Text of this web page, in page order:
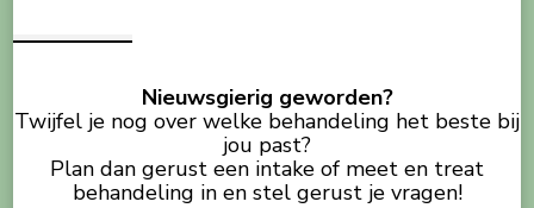
Nieuwsgierig geworden?
Twijfel je nog over welke behandeling het beste bij
jou past?
Plan dan gerust een intake of meet en treat
behandeling in en stel gerust je vragen!